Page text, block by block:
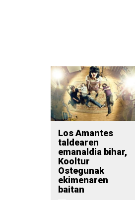
Los Amantes
taldearen
emanaldia bihar,
Kooltur
Ostegunak
ekimenaren
baitan